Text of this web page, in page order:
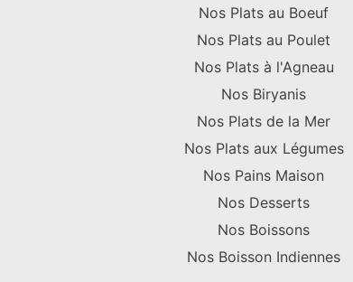
Nos Plats au Boeuf
Nos Plats au Poulet
Nos Plats à l'Agneau
Nos Biryanis
Nos Plats de la Mer
Nos Plats aux Légumes
Nos Pains Maison
Nos Desserts
Nos Boissons
Nos Boisson Indiennes